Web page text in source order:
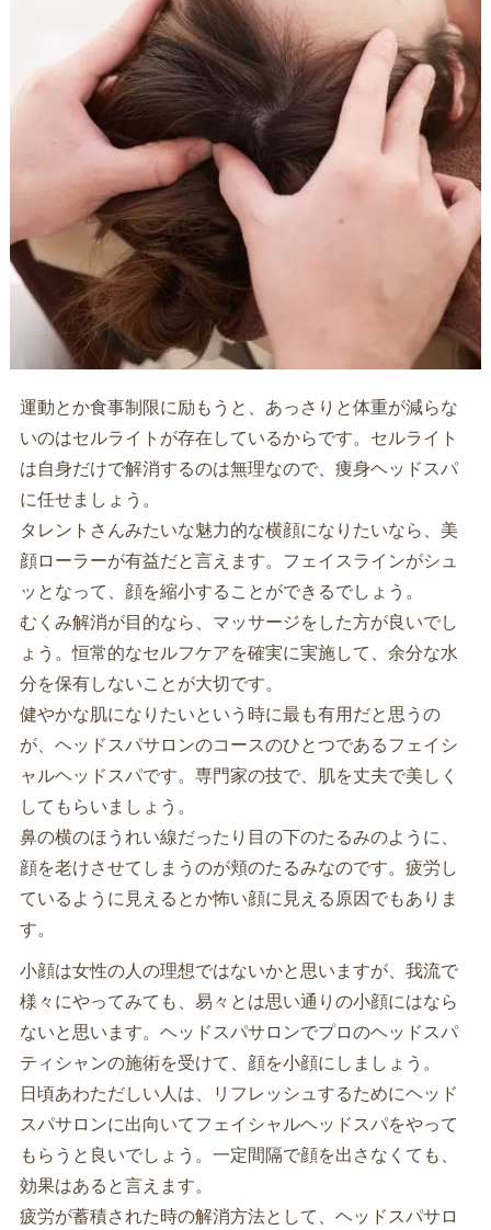
運動とか食事制限に励もうと、あっさりと体重が減らな
いのはセルライトが存在しているからです。セルライト
は自身だけで解消するのは無理なので、痩身ヘッドスパ
に任せましょう。
タレントさんみたいな魅力的な横顔になりたいなら、美
顔ローラーが有益だと言えます。フェイスラインがシュ
ッとなって、顔を縮小することができるでしょう。
むくみ解消が目的なら、マッサージをした方が良いでし
ょう。恒常的なセルフケアを確実に実施して、余分な水
分を保有しないことが大切です。
健やかな肌になりたいという時に最も有用だと思うの
が、ヘッドスパサロンのコースのひとつであるフェイシ
ャルヘッドスパです。専門家の技で、肌を丈夫で美しく
してもらいましょう。
鼻の横のほうれい線だったり目の下のたるみのように、
顔を老けさせてしまうのが頬のたるみなのです。疲労し
ているように見えるとか怖い顔に見える原因でもありま
す。
小顔は女性の人の理想ではないかと思いますが、我流で
様々にやってみても、易々とは思い通りの小顔にはなら
ないと思います。ヘッドスパサロンでプロのヘッドスパ
ティシャンの施術を受けて、顔を小顔にしましょう。
日頃あわただしい人は、リフレッシュするためにヘッド
スパサロンに出向いてフェイシャルヘッドスパをやって
もらうと良いでしょう。一定間隔で顔を出さなくても、
効果はあると言えます。
疲労が蓄積された時の解消方法として、ヘッドスパサロ